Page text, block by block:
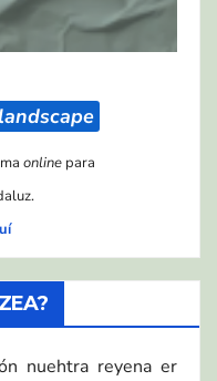
online para
nuehtra reyena er